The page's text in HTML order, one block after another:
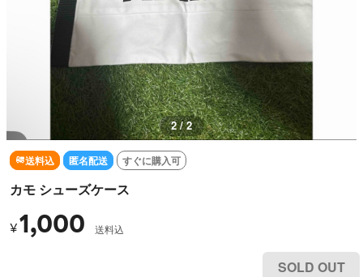
2 / 2
送料込 匿名配送 すぐに購入可
カモ シューズケース
¥1,000 送料込
SOLD OUT